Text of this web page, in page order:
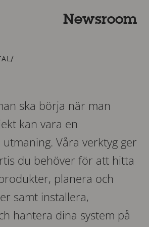
Newsroom
/
ska börja när man
kan vara en
Våra verktyg ger
du behöver för att hitta
planera och
samt installera,
hantera dina system på